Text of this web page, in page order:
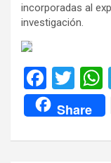
incorporadas al
investigación.
F
a
ce
b
T
wi
tt
er
Share